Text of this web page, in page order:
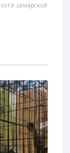
самарской